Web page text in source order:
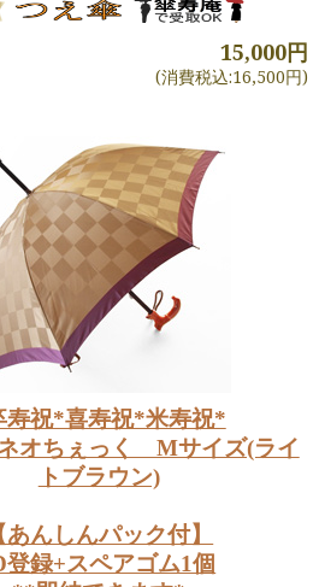
15,000円
(消費税込:16,500円)
寿祝*喜寿祝*米寿祝*
オちぇっく Mサイズ(ライ
トブラウン)
あんしんパック付】
登録+スペアゴム1個